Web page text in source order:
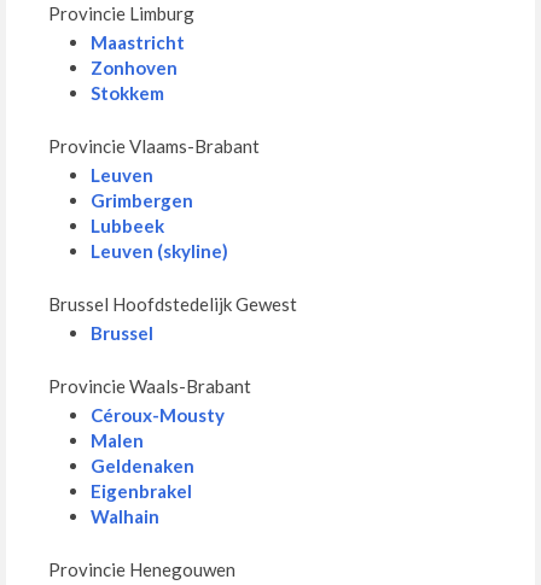
Provincie Limburg
Maastricht
Zonhoven
Stokkem
Provincie Vlaams-Brabant
Leuven
Grimbergen
Lubbeek
Leuven (skyline)
Brussel Hoofdstedelijk Gewest
Brussel
Provincie Waals-Brabant
Céroux-Mousty
Malen
Geldenaken
Eigenbrakel
Walhain
Provincie Henegouwen